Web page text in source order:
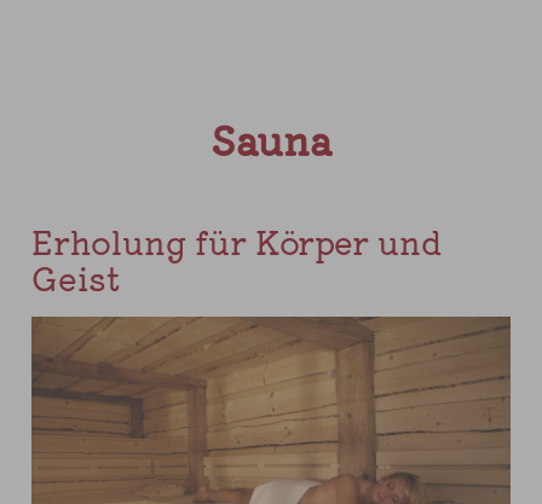
Sauna
Erholung für Körper und
Geist